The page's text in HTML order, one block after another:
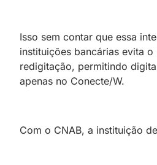
Isso sem contar que essa
instituições bancárias evita
redigitação, permitindo
apenas no Conecte/W.
Com o CNAB, a instituição